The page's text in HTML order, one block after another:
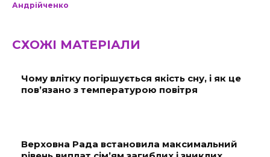
Андрійченко
СХОЖІ МАТЕРІАЛИ
Чому влітку погіршується якість сну, і як це
пов’язано з температурою повітря
Верховна Рада встановила максимальний